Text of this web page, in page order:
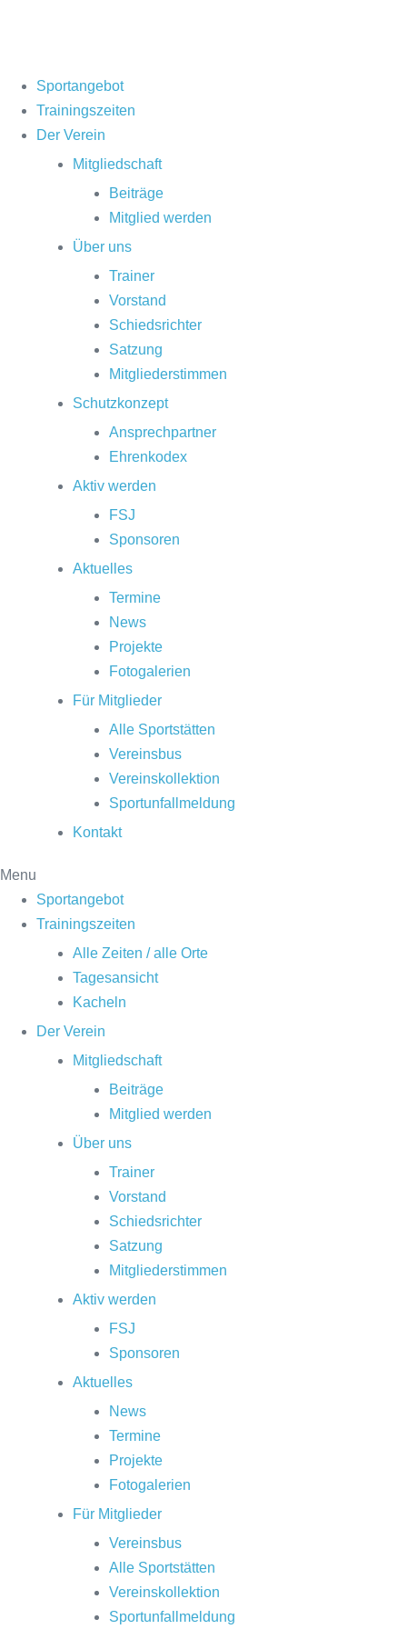
Sportangebot
Trainingszeiten
Der Verein
Mitgliedschaft
Beiträge
Mitglied werden
Über uns
Trainer
Vorstand
Schiedsrichter
Satzung
Mitgliederstimmen
Schutzkonzept
Ansprechpartner
Ehrenkodex
Aktiv werden
FSJ
Sponsoren
Aktuelles
Termine
News
Projekte
Fotogalerien
Für Mitglieder
Alle Sportstätten
Vereinsbus
Vereinskollektion
Sportunfallmeldung
Kontakt
Menu
Sportangebot
Trainingszeiten
Alle Zeiten / alle Orte
Tagesansicht
Kacheln
Der Verein
Mitgliedschaft
Beiträge
Mitglied werden
Über uns
Trainer
Vorstand
Schiedsrichter
Satzung
Mitgliederstimmen
Aktiv werden
FSJ
Sponsoren
Aktuelles
News
Termine
Projekte
Fotogalerien
Für Mitglieder
Vereinsbus
Alle Sportstätten
Vereinskollektion
Sportunfallmeldung